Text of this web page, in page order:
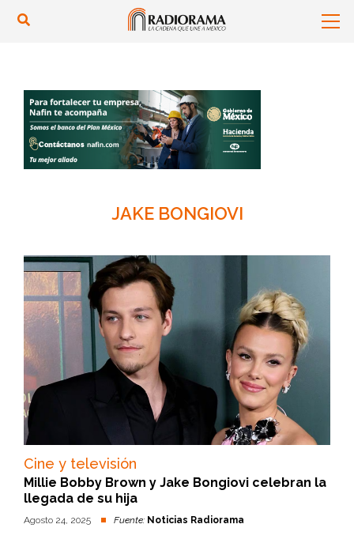
JAKE BONGIOVI
Cine y televisión
Millie Bobby Brown y Jake Bongiovi celebran la
llegada de su hija
Agosto 24, 2025 Fuente: Noticias Radiorama